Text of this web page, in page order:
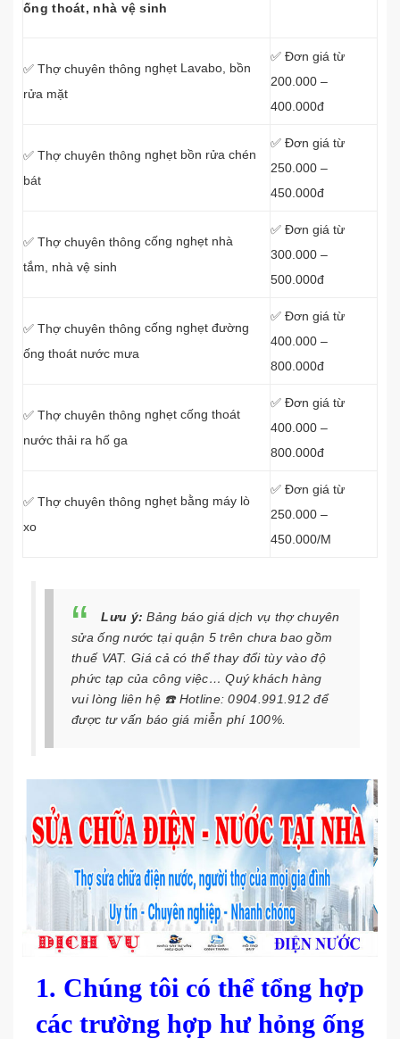
ống thoát, nhà vệ sinh
✅ Thợ chuyên thông nghẹt Lavabo, bồn
rửa mặt
✅ Đơn giá từ
200.000 –
400.000đ
✅ Thợ chuyên thông nghẹt bồn rửa chén
bát
✅ Đơn giá từ
250.000 –
450.000đ
✅ Thợ chuyên thông cống nghẹt nhà
tắm, nhà vệ sinh
✅ Đơn giá từ
300.000 –
500.000đ
✅ Thợ chuyên thông cống nghẹt đường
ống thoát nước mưa
✅ Đơn giá từ
400.000 –
800.000đ
✅ Thợ chuyên thông nghẹt cống thoát
nước thải ra hố ga
✅ Đơn giá từ
400.000 –
800.000đ
✅ Thợ chuyên thông nghẹt bằng máy lò
xo
✅ Đơn giá từ
250.000 –
450.000/M
Lưu ý: Bảng báo giá dịch vụ thợ chuyên
sửa ống nước tại quận 5 trên chưa bao gồm
thuế VAT. Giá cả có thể thay đổi tùy vào độ
phức tạp của công việc… Quý khách hàng
vui lòng liên hệ ☎️ Hotline: 0904.991.912 để
được tư vấn báo giá miễn phí 100%.
1. Chúng tôi có thể tổng hợp
các trường hợp hư hỏng ống